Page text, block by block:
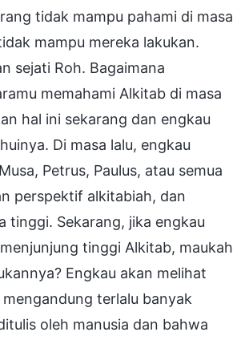
tidak mampu pahami di masa
mampu mereka lakukan.
sejati Roh. Bagaimana
memahami Alkitab di masa
hal ini sekarang dan engkau
Di masa lalu, engkau
Petrus, Paulus, atau semua
perspektif alkitabiah, dan
tinggi. Sekarang, jika engkau
tinggi Alkitab, maukah
Engkau akan melihat
terlalu banyak
oleh manusia dan bahwa